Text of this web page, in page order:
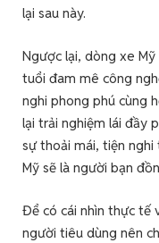
lại sau này.
Ngược lại, dòng xe
tuổi đam mê công
nghi phong phú cùng
lại trải nghiệm lái đầy
sự thoải mái, tiện
Mỹ sẽ là người bạn
Để có cái nhìn thực tế
người tiêu dùng nên